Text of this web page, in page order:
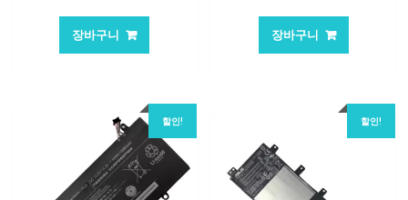
가
격:
장바구니
가
격:
장바구니
할인! 할인!